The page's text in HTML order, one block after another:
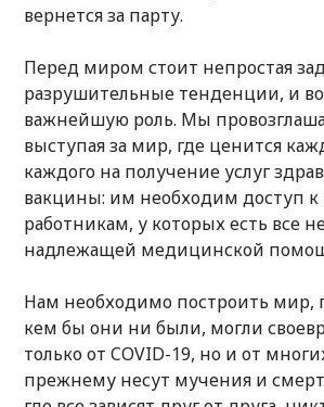
вернется за парту.
Перед миром стоит непростая
разрушительные тенденции, и
важнейшую роль. Мы
выступая за мир, где ценится
каждого на получение услуг
вакцины: им необходим доступ
работникам, у которых есть все
надлежащей медицинской
Нам необходимо построить мир,
кем бы они ни были, могли
только от COVID-19, но и от
прежнему несут мучения и